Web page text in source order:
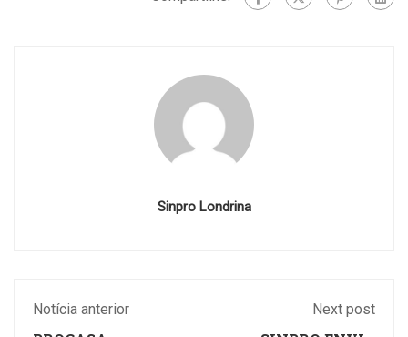
Sinpro Londrina
Notícia anterior Next post